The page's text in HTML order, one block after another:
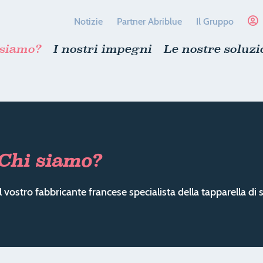
Notizie Partner Abriblue Il Gruppo
I nostri impegni Le nostre
siamo?
vostro fabbricante francese specialista della tapparella di